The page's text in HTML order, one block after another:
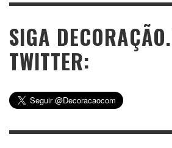
SIGA
TWITTER: